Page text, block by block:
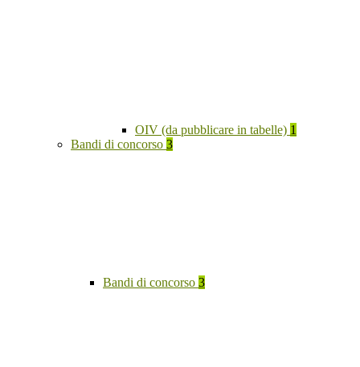
OIV (da pubblicare in tabelle) 1
Bandi di concorso 3
Bandi di concorso 3